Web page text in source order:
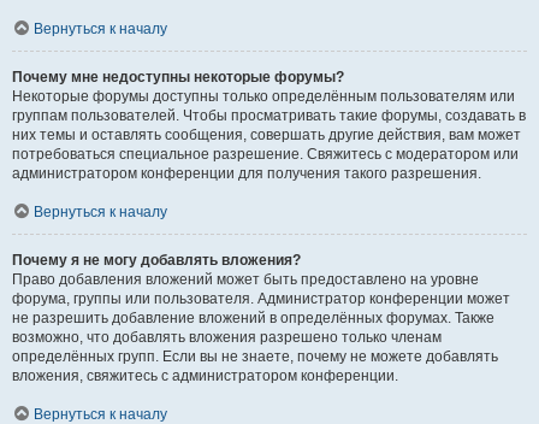
Вернуться к началу
Почему мне недоступны некоторые форумы?
Некоторые форумы доступны только определённым пользователям или
группам пользователей. Чтобы просматривать такие форумы, создавать в
них темы и оставлять сообщения, совершать другие действия, вам может
потребоваться специальное разрешение. Свяжитесь с модератором или
администратором конференции для получения такого разрешения.
Вернуться к началу
Почему я не могу добавлять вложения?
Право добавления вложений может быть предоставлено на уровне
форума, группы или пользователя. Администратор конференции может
не разрешить добавление вложений в определённых форумах. Также
возможно, что добавлять вложения разрешено только членам
определённых групп. Если вы не знаете, почему не можете добавлять
вложения, свяжитесь с администратором конференции.
Вернуться к началу